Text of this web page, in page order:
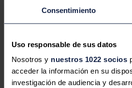
Consentimiento
Uso responsable de sus datos
Nosotros y nuestros 1022 socios
acceder la información en su
investigación de audiencia y